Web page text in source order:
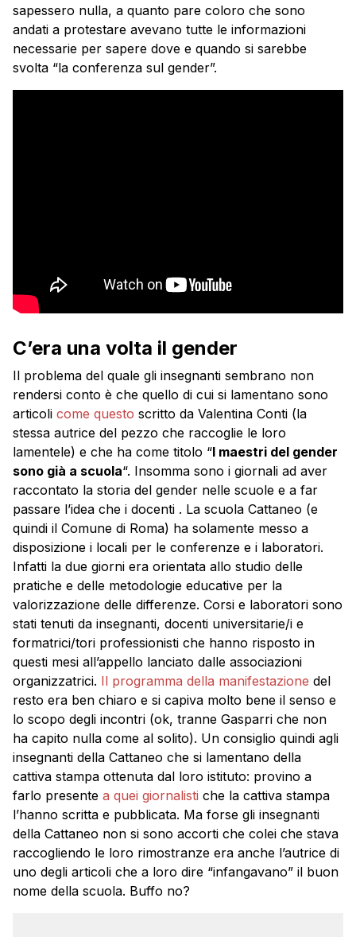
sapessero nulla, a quanto pare coloro che sono
andati a protestare avevano tutte le informazioni
necessarie per sapere dove e quando si sarebbe
svolta “la conferenza sul gender”.
C’era una volta il gender
Il problema del quale gli insegnanti sembrano non
rendersi conto è che quello di cui si lamentano sono
articoli come questo scritto da Valentina Conti (la
stessa autrice del pezzo che raccoglie le loro
lamentele) e che ha come titolo “I maestri del gender
sono già a scuola“. Insomma sono i giornali ad aver
raccontato la storia del gender nelle scuole e a far
passare l’idea che i docenti . La scuola Cattaneo (e
quindi il Comune di Roma) ha solamente messo a
disposizione i locali per le conferenze e i laboratori.
Infatti la due giorni era orientata allo studio delle
pratiche e delle metodologie educative per la
valorizzazione delle differenze. Corsi e laboratori sono
stati tenuti da insegnanti, docenti universitarie/i e
formatrici/tori professionisti che hanno risposto in
questi mesi all’appello lanciato dalle associazioni
organizzatrici. Il programma della manifestazione del
resto era ben chiaro e si capiva molto bene il senso e
lo scopo degli incontri (ok, tranne Gasparri che non
ha capito nulla come al solito). Un consiglio quindi agli
insegnanti della Cattaneo che si lamentano della
cattiva stampa ottenuta dal loro istituto: provino a
farlo presente a quei giornalisti che la cattiva stampa
l’hanno scritta e pubblicata. Ma forse gli insegnanti
della Cattaneo non si sono accorti che colei che stava
raccogliendo le loro rimostranze era anche l’autrice di
uno degli articoli che a loro dire “infangavano” il buon
nome della scuola. Buffo no?